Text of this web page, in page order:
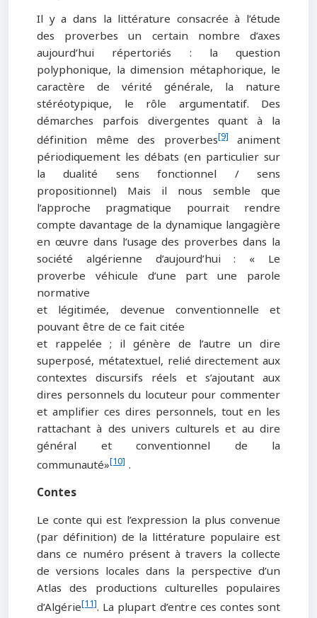
Il y a dans la littérature consacrée à l’étude
des proverbes un certain nombre d’axes
aujourd’hui répertoriés : la question
polyphonique, la dimension métaphorique, le
caractère de vérité générale, la nature
stéréotypique, le rôle argumentatif. Des
démarches parfois divergentes quant à la
définition même des proverbes[9] animent
périodiquement les débats (en particulier sur
la dualité sens fonctionnel / sens
propositionnel) Mais il nous semble que
l’approche pragmatique pourrait rendre
compte davantage de la dynamique langagière
en œuvre dans l’usage des proverbes dans la
société algérienne d’aujourd’hui : « Le
proverbe véhicule d’une part une parole
normative
et légitimée, devenue conventionnelle et
pouvant être de ce fait citée
et rappelée ; il génère de l’autre un dire
superposé, métatextuel, relié directement aux
contextes discursifs réels et s’ajoutant aux
dires personnels du locuteur pour commenter
et amplifier ces dires personnels, tout en les
rattachant à des univers culturels et au dire
général et conventionnel de la
communauté»[10] .
Contes
Le conte qui est l’expression la plus convenue
(par définition) de la littérature populaire est
dans ce numéro présent à travers la collecte
de versions locales dans la perspective d’un
Atlas des productions culturelles populaires
d’Algérie[11]. La plupart d’entre ces contes sont